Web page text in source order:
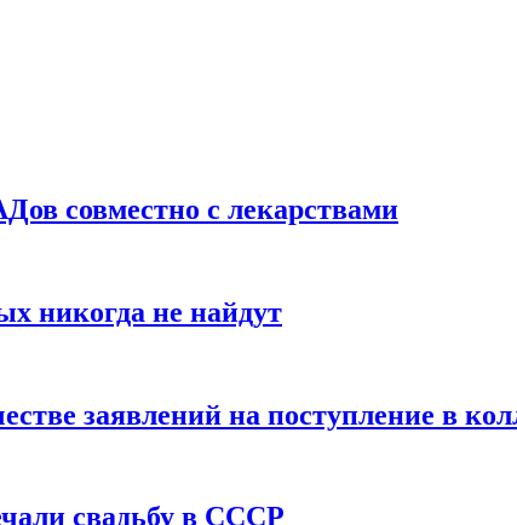
совместно с лекарствами
никогда не найдут
заявлений на поступление в
свадьбу в СССР